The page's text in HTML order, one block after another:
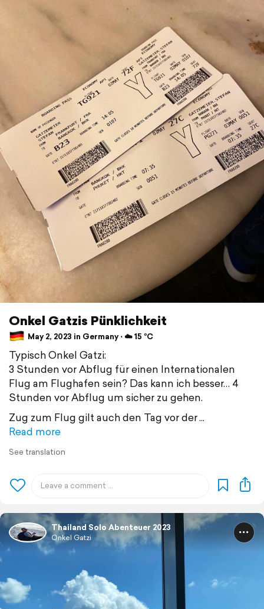
Onkel Gatzis Pünklichkeit
May 2, 2023 in Germany ⋅ ☁️ 15 °C
Typisch Onkel Gatzi:
3 Stunden vor Abflug für einen Internationalen
Flug am Flughafen sein? Das kann ich besser… 4
Stunden vor Abflug um sicher zu gehen.
Zug zum Flug gilt auch den Tag vor der
Read more
See translation
Thailand Solo Abenteuer 2023
Onkel Gatzi